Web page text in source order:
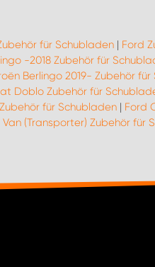
für Schubladen| Ford
-2018 Zubehör für
Berlingo 2019- Zubehör für
Doblo Zubehör für
für Schubladen | Ford
(Transporter) Zubehör für